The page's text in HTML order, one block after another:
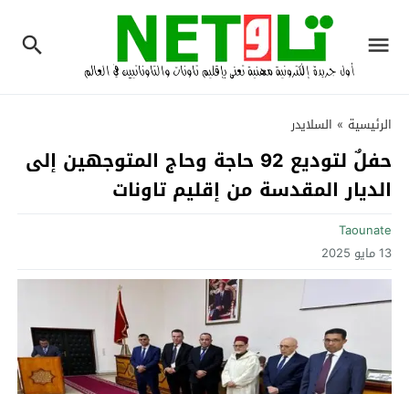
الرئيسية » السلايدر
حفلٌ لتوديع 92 حاجة وحاج المتوجهين إلى
الديار المقدسة من إقليم تاونات‎
Taounate
13 مايو 2025